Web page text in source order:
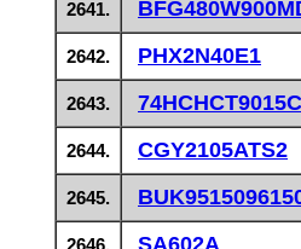
2641.
2642. PHX2N40E1
2643.
2644. CGY2105ATS2
2645.
2646. SA602A